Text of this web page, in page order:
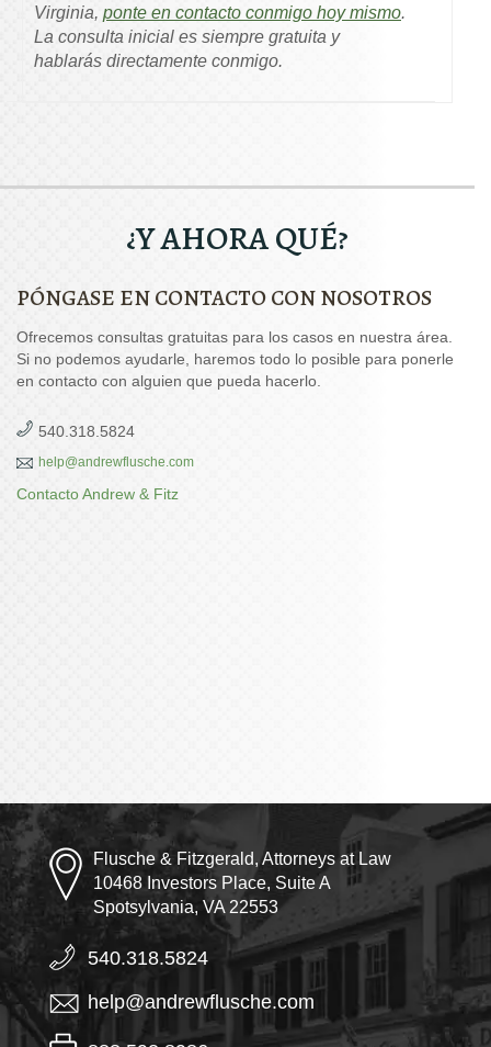
Virginia, ponte en contacto conmigo hoy mismo.
La consulta inicial es siempre gratuita y
hablarás directamente conmigo.
¿Y AHORA QUÉ?
PÓNGASE EN CONTACTO CON NOSOTROS
Ofrecemos consultas gratuitas para los casos en nuestra área.
Si no podemos ayudarle, haremos todo lo posible para ponerle
en contacto con alguien que pueda hacerlo.
540.318.5824
help@andrewflusche.com
Contacto Andrew & Fitz
Flusche & Fitzgerald, Attorneys at Law
10468 Investors Place, Suite A
Spotsylvania, VA 22553
540.318.5824
help@andrewflusche.com